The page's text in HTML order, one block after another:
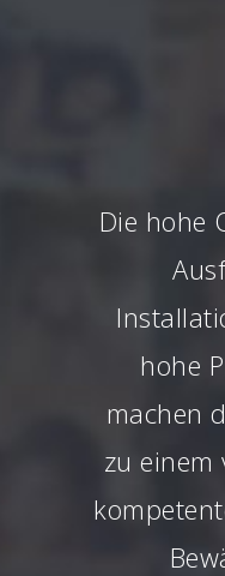
Die hohe
hohe
machen
zu einem